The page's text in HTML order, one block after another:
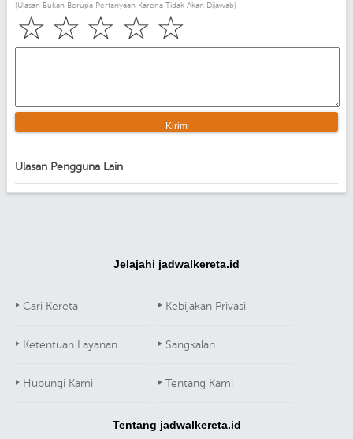
(Ulasan Bukan Berupa Pertanyaan Karena Tidak Akan Dijawab)
☆
☆
☆
☆
☆
Ulasan Pengguna Lain
Jelajahi jadwalkereta.id
Cari Kereta Kebijakan Privasi
Ketentuan Layanan Sangkalan
Hubungi Kami Tentang Kami
Tentang jadwalkereta.id